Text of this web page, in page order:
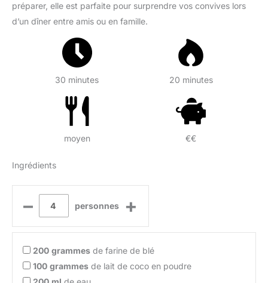
préparer, elle est parfaite pour surprendre vos convives lors
d’un dîner entre amis ou en famille.
30 minutes 20 minutes
moyen €€
Ingrédients
– personnes +
200 grammes de farine de blé
100 grammes de lait de coco en poudre